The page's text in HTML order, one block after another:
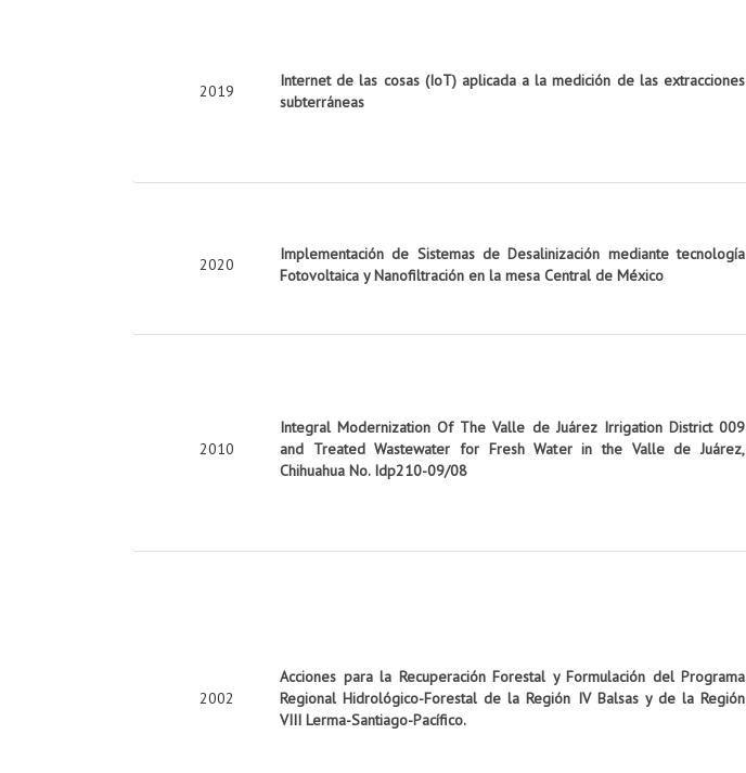
2019
Internet de las cosas (IoT) aplicada a la medición de las extracciones
subterráneas
2020
Implementación de Sistemas de Desalinización mediante tecnología
Fotovoltaica y Nanofiltración en la mesa Central de México
2010
Integral Modernization Of The Valle de Juárez Irrigation District 009
and Treated Wastewater for Fresh Water in the Valle de Juárez,
Chihuahua No. Idp210-09/08
2002
Acciones para la Recuperación Forestal y Formulación del Programa
Regional Hidrológico-Forestal de la Región IV Balsas y de la Región
VIII Lerma-Santiago-Pacífico.